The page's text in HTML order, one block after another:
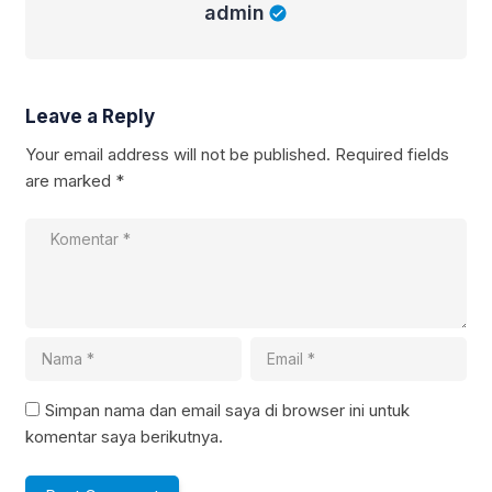
admin
Leave a Reply
Your email address will not be published. Required fields
are marked *
Simpan nama dan email saya di browser ini untuk
komentar saya berikutnya.